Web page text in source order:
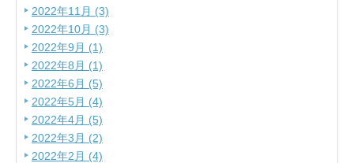
2022年11月 (3)
2022年10月 (3)
2022年9月 (1)
2022年8月 (1)
2022年6月 (5)
2022年5月 (4)
2022年4月 (5)
2022年3月 (2)
2022年2月 (4)